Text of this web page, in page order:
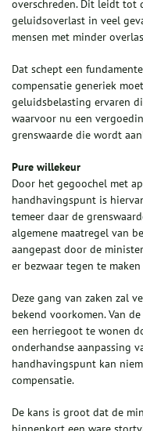
overschreden. Dit leidt tot
geluidsoverlast in veel
mensen met minder
Dat schept een
compensatie generiek
geluidsbelasting ervaren
waarvoor nu een
grenswaarde die wordt
Pure willekeur
Door het gegoochel met
handhavingspunt is
temeer daar de
algemene maatregel van
aangepast door de
er bezwaar tegen te
Deze gang van zaken zal
bekend voorkomen. Van
een herriegoot te wonen
onderhandse aanpassing
handhavingspunt kan
compensatie.
De kans is groot dat de